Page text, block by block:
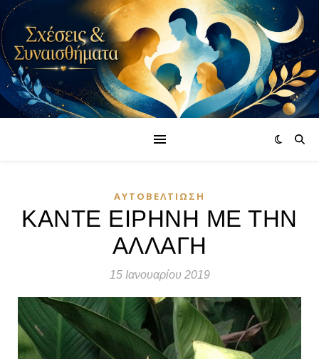
ΑΥΤΟΒΕΛΤΊΩΣΗ
ΚΑΝΤΕ ΕΙΡΗΝΗ ΜΕ ΤΗΝ
ΑΛΛΑΓΗ
15 Ιανουαρίου 2019